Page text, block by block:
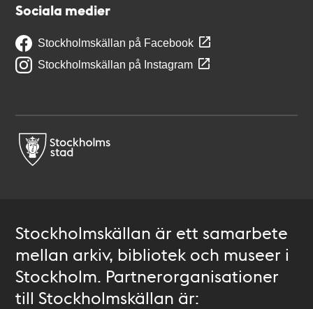
Sociala medier
Stockholmskällan på Facebook
Stockholmskällan på Instagram
Stockholmskällan är ett samarbete
mellan arkiv, bibliotek och museer i
Stockholm. Partnerorganisationer
till Stockholmskällan är: